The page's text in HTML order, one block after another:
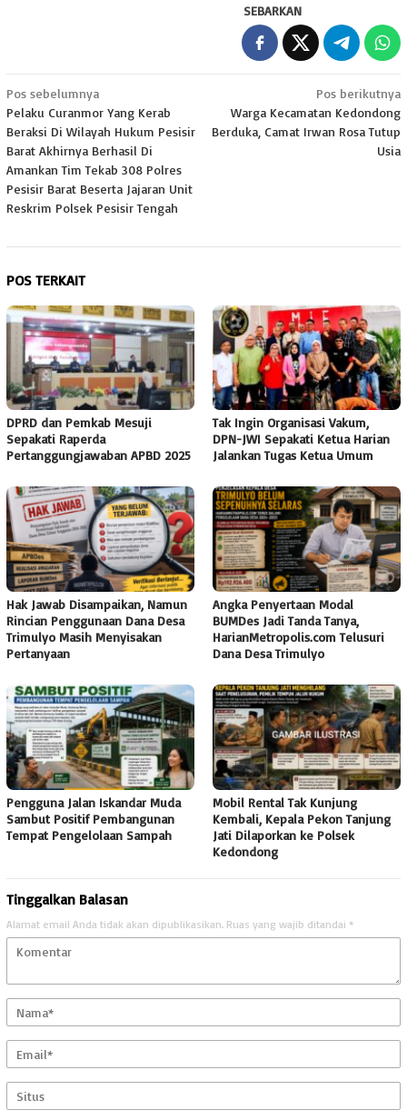
SEBARKAN
Navigasi
pos
Pos sebelumnya
Pelaku Curanmor Yang Kerab
Beraksi Di Wilayah Hukum Pesisir
Barat Akhirnya Berhasil Di
Amankan Tim Tekab 308 Polres
Pesisir Barat Beserta Jajaran Unit
Reskrim Polsek Pesisir Tengah
Pos berikutnya
Warga Kecamatan Kedondong
Berduka, Camat Irwan Rosa Tutup
Usia
POS TERKAIT
DPRD dan Pemkab Mesuji
Sepakati Raperda
Pertanggungjawaban APBD 2025
Tak Ingin Organisasi Vakum,
DPN-JWI Sepakati Ketua Harian
Jalankan Tugas Ketua Umum
Hak Jawab Disampaikan, Namun
Rincian Penggunaan Dana Desa
Trimulyo Masih Menyisakan
Pertanyaan
Angka Penyertaan Modal
BUMDes Jadi Tanda Tanya,
HarianMetropolis.com Telusuri
Dana Desa Trimulyo
Pengguna Jalan Iskandar Muda
Sambut Positif Pembangunan
Tempat Pengelolaan Sampah
Mobil Rental Tak Kunjung
Kembali, Kepala Pekon Tanjung
Jati Dilaporkan ke Polsek
Kedondong
Tinggalkan Balasan
Alamat email Anda tidak akan dipublikasikan. Ruas yang wajib ditandai *